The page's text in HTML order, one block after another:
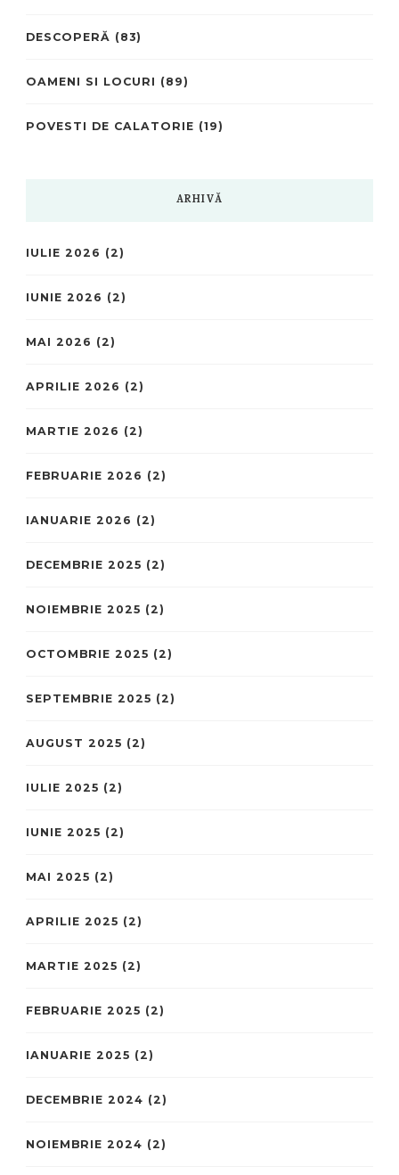
DESCOPERĂ (83)
OAMENI SI LOCURI (89)
POVESTI DE CALATORIE (19)
ARHIVĂ
IULIE 2026 (2)
IUNIE 2026 (2)
MAI 2026 (2)
APRILIE 2026 (2)
MARTIE 2026 (2)
FEBRUARIE 2026 (2)
IANUARIE 2026 (2)
DECEMBRIE 2025 (2)
NOIEMBRIE 2025 (2)
OCTOMBRIE 2025 (2)
SEPTEMBRIE 2025 (2)
AUGUST 2025 (2)
IULIE 2025 (2)
IUNIE 2025 (2)
MAI 2025 (2)
APRILIE 2025 (2)
MARTIE 2025 (2)
FEBRUARIE 2025 (2)
IANUARIE 2025 (2)
DECEMBRIE 2024 (2)
NOIEMBRIE 2024 (2)